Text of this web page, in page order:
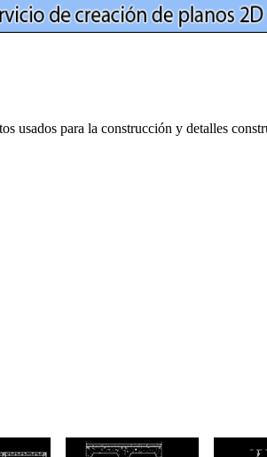
usados para la construcción y detalles